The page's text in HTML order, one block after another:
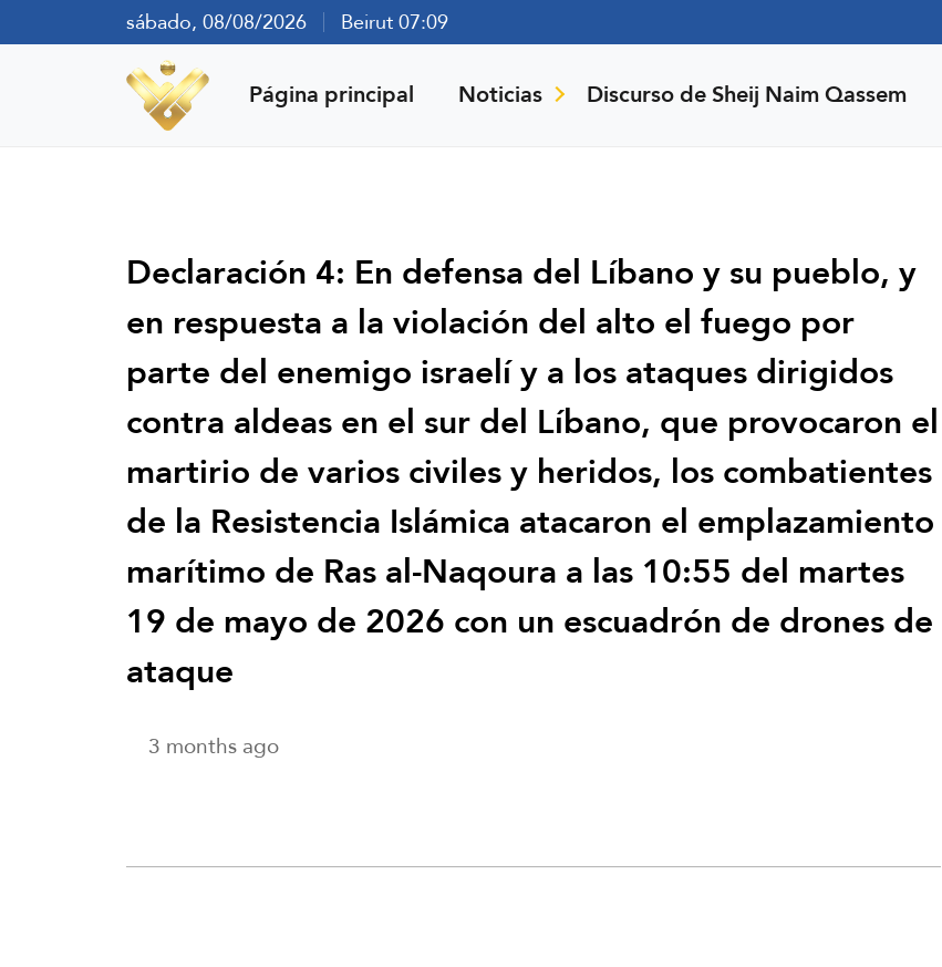
sábado, 08/08/2026 Beirut 07:09
Página principal Noticias Discurso de Sheij Naim Qassem
Declaración 4: En defensa del Líbano y su pueblo, y
en respuesta a la violación del alto el fuego por
parte del enemigo israelí y a los ataques dirigidos
contra aldeas en el sur del Líbano, que provocaron el
martirio de varios civiles y heridos, los combatientes
de la Resistencia Islámica atacaron el emplazamiento
marítimo de Ras al-Naqoura a las 10:55 del martes
19 de mayo de 2026 con un escuadrón de drones de
ataque
3 months ago